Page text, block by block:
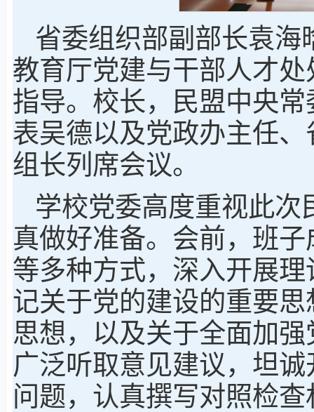
省委组织部副部长袁海
教育厅党建与干部人才
指导。校长，民盟中央
表吴德以及党政办主任
组长列席会议。
学校党委高度重视此
真做好准备。会前，班
等多种方式，深入开展
记关于党的建设的重要
思想，以及关于全面加
广泛听取意见建议，坦
问题，认真撰写对照检查